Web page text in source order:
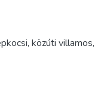
, közúti villamos,